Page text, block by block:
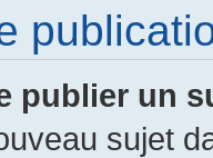
publier un
sujet